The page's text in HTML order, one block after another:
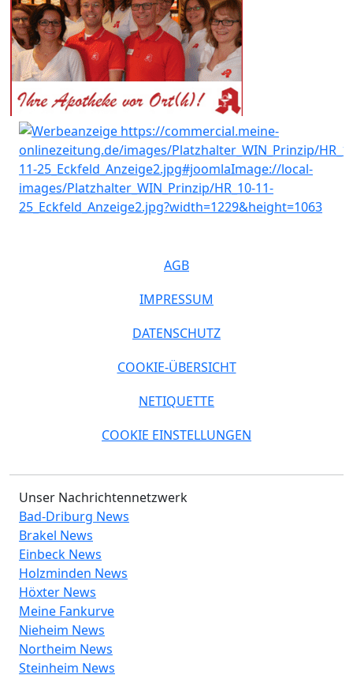
AGB
IMPRESSUM
DATENSCHUTZ
COOKIE-ÜBERSICHT
NETIQUETTE
COOKIE EINSTELLUNGEN
Unser Nachrichtennetzwerk
Bad-Driburg News
Brakel News
Einbeck News
Holzminden News
Höxter News
Meine Fankurve
Nieheim News
Northeim News
Steinheim News